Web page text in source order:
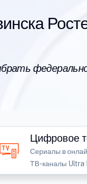
Цифровое
Сериалы в
ТВ-каналы Ultra